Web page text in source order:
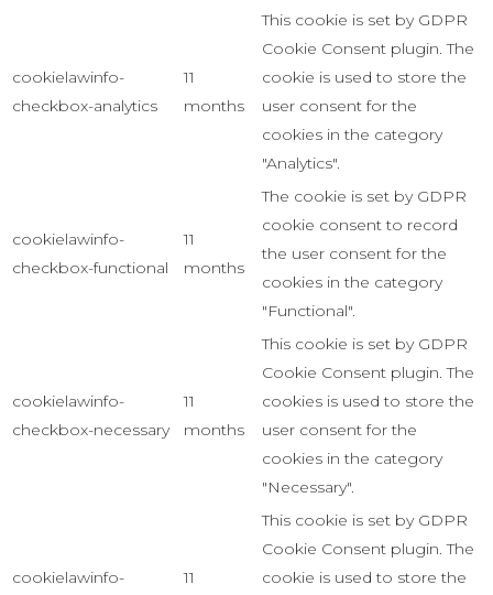
cookielawinfo-
checkbox-analytics
11
months
This cookie is set by GDPR
Cookie Consent plugin. The
cookie is used to store the
user consent for the
cookies in the category
"Analytics".
cookielawinfo-
checkbox-functional
11
months
The cookie is set by GDPR
cookie consent to record
the user consent for the
cookies in the category
"Functional".
cookielawinfo-
checkbox-necessary
11
months
This cookie is set by GDPR
Cookie Consent plugin. The
cookies is used to store the
user consent for the
cookies in the category
"Necessary".
cookielawinfo-
11
This cookie is set by GDPR
Cookie Consent plugin. The
cookie is used to store the